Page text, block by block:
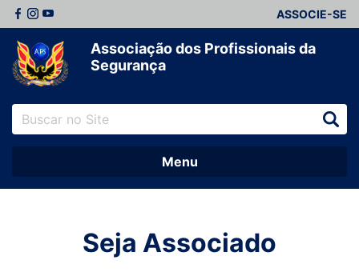
ASSOCIE-SE
Associação dos Profissionais da
Segurança
Menu
Seja Associado